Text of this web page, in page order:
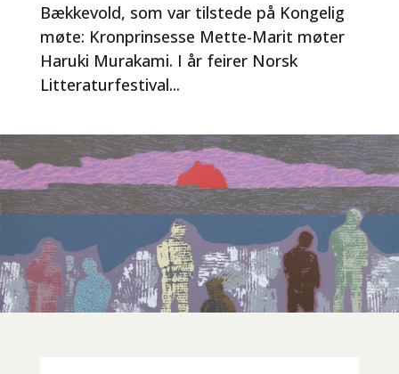
Bækkevold, som var tilstede på Kongelig
møte: Kronprinsesse Mette-Marit møter
Haruki Murakami. I år feirer Norsk
Litteraturfestival...